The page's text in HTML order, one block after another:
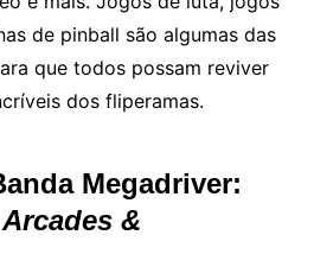
de pinball são algumas das
que todos possam reviver
dos fliperamas.
Megadriver:
&